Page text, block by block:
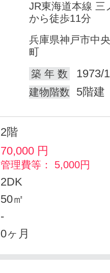
JR東海道本線 三
から徒歩11分
兵庫県神戸市中
町
築 年 数
1973/
建物階数 5階建
2階
70,000 円
管理費等： 5,000円
2DK
50㎡
-
0ヶ月